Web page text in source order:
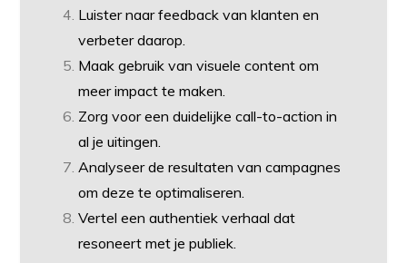
Luister naar feedback van klanten en
verbeter daarop.
Maak gebruik van visuele content om
meer impact te maken.
Zorg voor een duidelijke call-to-action in
al je uitingen.
Analyseer de resultaten van campagnes
om deze te optimaliseren.
Vertel een authentiek verhaal dat
resoneert met je publiek.